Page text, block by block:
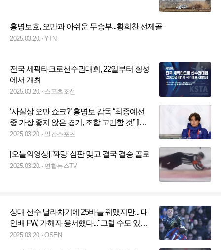
홍명보호, 오만과 아쉬운 무승부...황희찬 선제골
2025.03.20. YTN
전국 세팍타크로선수권대회, 22일부터 횡성
에서 개최
2025.03.20. 스포츠조선
‘사실상 오만 쇼크?’ 홍명보 감독 “최종예선
중 가장 좋지 않은 경기, 조합 고민할 것” [IS
고양]
2025.03.20. 일간스포츠
[오늘의영상] '꽈당' 심판 맞고 결국 결승 골로
2025.03.20. 연합뉴스TV
상대 선수 날라차기에 25바늘 꿰맸지만... 대
인배 FW, 가해자 용서했다..."그럴 수도 있지
뭐"
2025.03.20. OSEN